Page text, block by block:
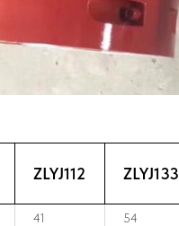
ZLYJ112 ZLYJ133
41 54